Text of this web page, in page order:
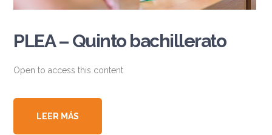
PLEA – Quinto bachillerato
Open to access this content
LEER MÁS